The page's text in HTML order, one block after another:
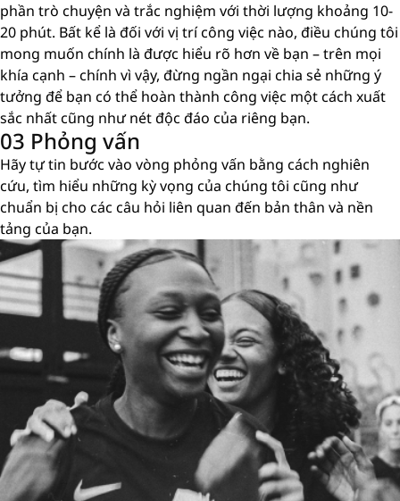
phần trò chuyện và trắc nghiệm với thời lượng khoảng 10-
20 phút. Bất kể là đối với vị trí công việc nào, điều chúng tôi
mong muốn chính là được hiểu rõ hơn về bạn – trên mọi
khía cạnh – chính vì vậy, đừng ngần ngại chia sẻ những ý
tưởng để bạn có thể hoàn thành công việc một cách xuất
sắc nhất cũng như nét độc đáo của riêng bạn.
03 Phỏng vấn
Hãy tự tin bước vào vòng phỏng vấn bằng cách nghiên
cứu, tìm hiểu những kỳ vọng của chúng tôi cũng như
chuẩn bị cho các câu hỏi liên quan đến bản thân và nền
tảng của bạn.